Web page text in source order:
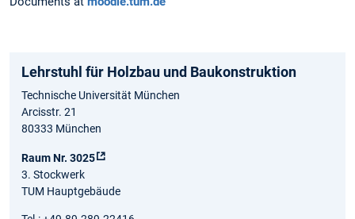
Lehrstuhl für Holzbau und Baukonstruktion
Technische Universität München
Arcisstr. 21
80333 München
Raum Nr. 3025
3. Stockwerk
TUM Hauptgebäude